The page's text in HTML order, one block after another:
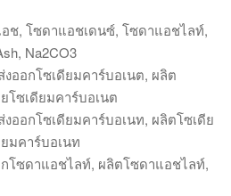
ช, โซดาแอชเดนซ์, โซดาแอชไลท์,
Na2CO3
ออกโซเดียมคาร์บอเนต, ผลิต
โซเดียมคาร์บอเนต
ออกโซเดียมคาร์บอเนท, ผลิตโซเดีย
มคาร์บอเนท
โซดาแอชไลท์, ผลิตโซดาแอชไลท์,